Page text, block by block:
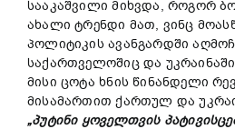
სააკაშვილი მიხვდა, როგორ
ახალი ტრენდი მათ, ვინც
პოლიტიკის ავანგარდში
საქართველოშიც და
მისი ცოტა ხნის წინანდელი
მისამართით ქართულ და
„პუტინი ყოველთვის